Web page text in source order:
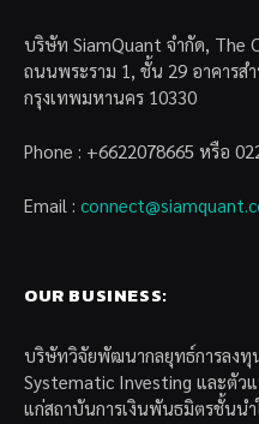
บริษัท SiamQuant จำกัด, The
ถนนพระราม 1, ชั้น 29 อาคารส
กรุงเทพมหานคร 10330
Phone : +6622078665 หรือ
Email :
OUR BUSINESS:
บริษัทวิจัยพัฒนากลยุทธ์การลง
Systematic Investing และตัว
แก่สถาบันการเงินพันธมิตรชั้นน